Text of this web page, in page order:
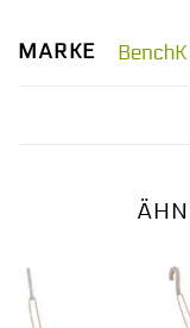
MARKE BenchK